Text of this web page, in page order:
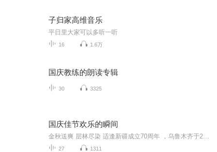
子归家高维音乐
平日里大家可以多听一听
16 1.6万
国庆教练的朗读专辑
30 3325
国庆佳节欢乐的瞬间
27 1311